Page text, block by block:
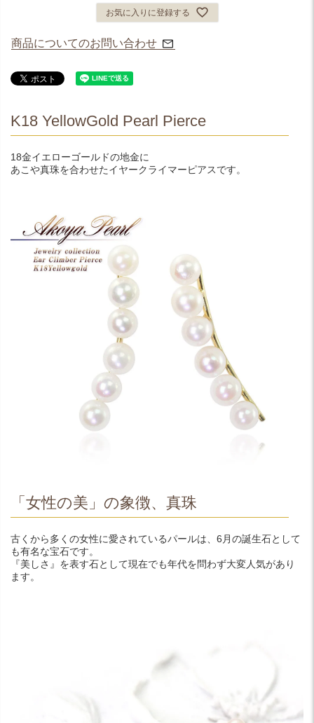
お気に入りに登録する
商品についてのお問い合わせ
K18 YellowGold Pearl Pierce
18金イエローゴールドの地金に
あこや真珠を合わせたイヤークライマーピアスです。
「女性の美」の象徴、真珠
古くから多くの女性に愛されているパールは、6月の誕生石として
も有名な宝石です。
『美しさ』を表す石として現在でも年代を問わず大変人気があり
ます。